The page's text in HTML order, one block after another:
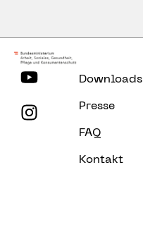
Downloads
Presse
FAQ
Kontakt